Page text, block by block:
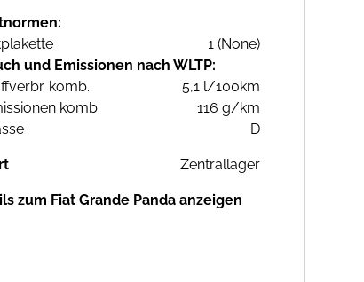
1 (None)
und Emissionen nach WLTP:
komb.
5,1 l/100km
komb.
116 g/km
D
Zentrallager
zum Fiat Grande Panda anzeigen